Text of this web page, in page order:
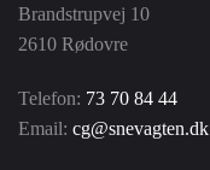
Brandstrupvej 10
2610 Rødovre
Telefon: 73 70 84 44
Email: cg@snevagten.dk